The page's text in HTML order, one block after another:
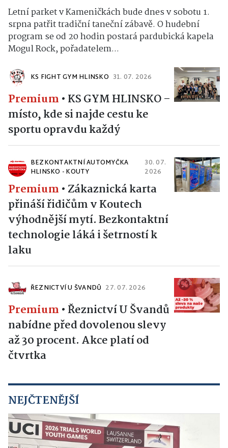
Letní parket v Kameničkách bude dnes v sobotu 1.
srpna patřit tradiční taneční zábavě. O hudební
program se od 20 hodin postará pardubická kapela
Mogul Rock, pořadatelem...
KS FIGHT GYM HLINSKO 31. 07. 2026
Premium • KS GYM HLINSKO –
místo, kde si najde cestu ke
sportu opravdu každý
BEZKONTAKTNÍ AUTOMYČKA
HLINSKO - KOUTY
30. 07.
2026
Premium • Zákaznická karta
přináší řidičům v Koutech
výhodnější mytí. Bezkontaktní
technologie láká i šetrností k
laku
ŘEZNICTVÍ U ŠVANDŮ 27. 07. 2026
Premium •Řeznictví U Švandů
nabídne před dovolenou slevy
až 30 procent. Akce platí od
čtvrtka
NEJČTENĚJŠÍ